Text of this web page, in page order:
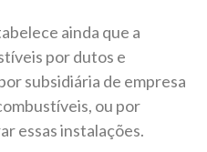
ainda que a
por dutos e
subsidiária de empresa
ou por
essas instalações.